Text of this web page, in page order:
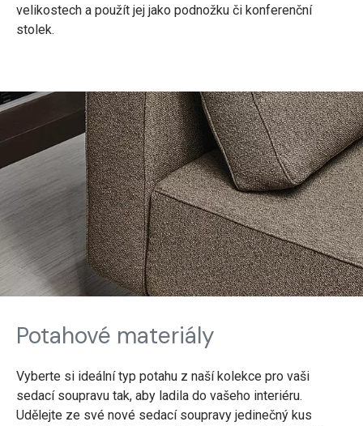
velikostech a použít jej jako podnožku či konferenční
stolek.
Potahové materiály
Vyberte si ideální typ potahu z naší kolekce pro vaši
sedací soupravu tak, aby ladila do vašeho interiéru.
Udělejte ze své nové sedací soupravy jedinečný kus